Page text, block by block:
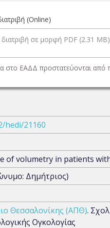
(Online)
διατριβή σε μορφή PDF (2.31 MB)
στο ΕΑΔΔ προστατεύονται από
hedi/21160
of volumetry in patients
Δημήτριος)
Θεσσαλονίκης (ΑΠΘ).
Ογκολογίας